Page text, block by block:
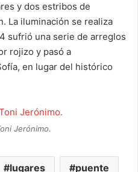
y dos estribos de
La iluminación se realiza
sufrió una serie de arreglos
rojizo y pasó a
en lugar del histórico
Jerónimo.
lugares puente